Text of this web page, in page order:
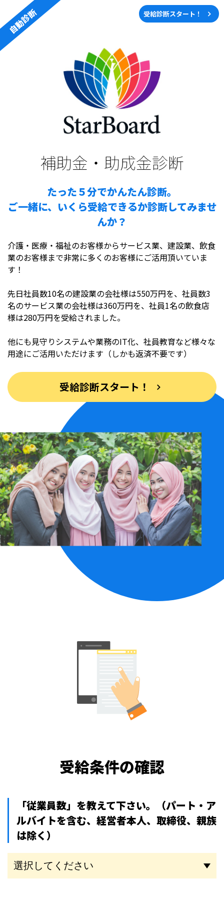
自動診断 受給診断スタート！
補助⾦・助成⾦診断
たった５分でかんたん診断。
ご一緒に、いくら受給できるか診断してみませ
んか？
介護・医療・福祉のお客様からサービス業、建設業、飲食
業のお客様まで非常に多くのお客様にご活用頂いていま
す！
先日社員数10名の建設業の会社様は550万円を、社員数3
名のサービス業の会社様は360万円を、社員1名の飲食店
様は280万円を受給されました。
他にも見守りシステムや業務のIT化、社員教育など様々な
用途にご活用いただけます（しかも返済不要です）
受給診断スタート！
受給条件の確認
「従業員数」を教えて下さい。
（パート・ア
ルバイトを含む、経営者本人、取締役、親族
は除く）